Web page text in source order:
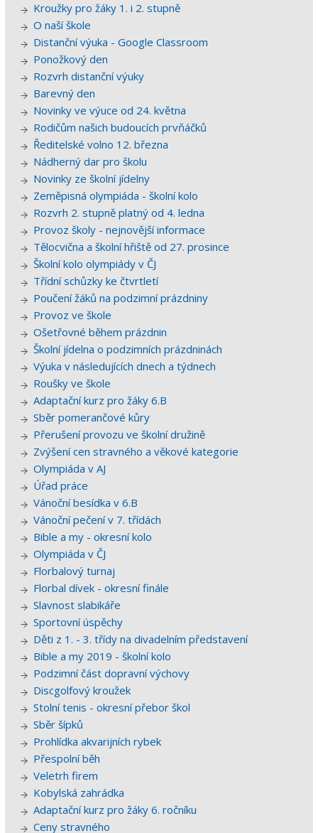
Kroužky pro žáky 1. i 2. stupně
O naší škole
Distanční výuka - Google Classroom
Ponožkový den
Rozvrh distanční výuky
Barevný den
Novinky ve výuce od 24. května
Rodičům našich budoucích prvňáčků
Ředitelské volno 12. března
Nádherný dar pro školu
Novinky ze školní jídelny
Zeměpisná olympiáda - školní kolo
Rozvrh 2. stupně platný od 4. ledna
Provoz školy - nejnovější informace
Tělocvična a školní hřiště od 27. prosince
Školní kolo olympiády v ČJ
Třídní schůzky ke čtvrtletí
Poučení žáků na podzimní prázdniny
Provoz ve škole
Ošetřovné během prázdnin
Školní jídelna o podzimních prázdninách
Výuka v následujících dnech a týdnech
Roušky ve škole
Adaptační kurz pro žáky 6.B
Sběr pomerančové kůry
Přerušení provozu ve školní družině
Zvýšení cen stravného a věkové kategorie
Olympiáda v AJ
Úřad práce
Vánoční besídka v 6.B
Vánoční pečení v 7. třídách
Bible a my - okresní kolo
Olympiáda v ČJ
Florbalový turnaj
Florbal dívek - okresní finále
Slavnost slabikáře
Sportovní úspěchy
Děti z 1. - 3. třídy na divadelním představení
Bible a my 2019 - školní kolo
Podzimní část dopravní výchovy
Discgolfový kroužek
Stolní tenis - okresní přebor škol
Sběr šípků
Prohlídka akvarijních rybek
Přespolní běh
Veletrh firem
Kobylská zahrádka
Adaptační kurz pro žáky 6. ročníku
Ceny stravného